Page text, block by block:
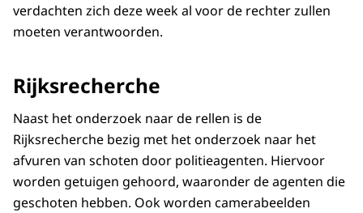
verdachten zich deze week al voor de rechter zullen
moeten verantwoorden.
Rijksrecherche
Naast het onderzoek naar de rellen is de
Rijksrecherche bezig met het onderzoek naar het
afvuren van schoten door politieagenten. Hiervoor
worden getuigen gehoord, waaronder de agenten die
geschoten hebben. Ook worden camerabeelden